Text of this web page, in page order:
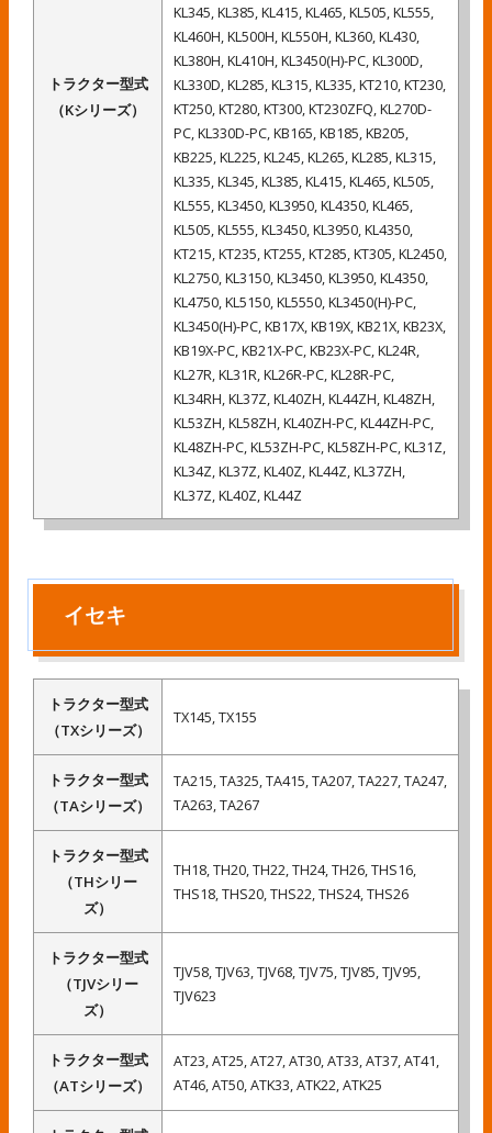
トラクター型式
（Kシリーズ）
KL345, KL385, KL415, KL465, KL505, KL555,
KL460H, KL500H, KL550H, KL360, KL430,
KL380H, KL410H, KL3450(H)-PC, KL300D,
KL330D, KL285, KL315, KL335, KT210, KT230,
KT250, KT280, KT300, KT230ZFQ, KL270D-
PC, KL330D-PC, KB165, KB185, KB205,
KB225, KL225, KL245, KL265, KL285, KL315,
KL335, KL345, KL385, KL415, KL465, KL505,
KL555, KL3450, KL3950, KL4350, KL465,
KL505, KL555, KL3450, KL3950, KL4350,
KT215, KT235, KT255, KT285, KT305, KL2450,
KL2750, KL3150, KL3450, KL3950, KL4350,
KL4750, KL5150, KL5550, KL3450(H)-PC,
KL3450(H)-PC, KB17X, KB19X, KB21X, KB23X,
KB19X-PC, KB21X-PC, KB23X-PC, KL24R,
KL27R, KL31R, KL26R-PC, KL28R-PC,
KL34RH, KL37Z, KL40ZH, KL44ZH, KL48ZH,
KL53ZH, KL58ZH, KL40ZH-PC, KL44ZH-PC,
KL48ZH-PC, KL53ZH-PC, KL58ZH-PC, KL31Z,
KL34Z, KL37Z, KL40Z, KL44Z, KL37ZH,
KL37Z, KL40Z, KL44Z
イセキ
トラクター型式
（TXシリーズ）
TX145, TX155
トラクター型式
（TAシリーズ）
TA215, TA325, TA415, TA207, TA227, TA247,
TA263, TA267
トラクター型式
（THシリー
ズ）
TH18, TH20, TH22, TH24, TH26, THS16,
THS18, THS20, THS22, THS24, THS26
トラクター型式
（TJVシリー
ズ）
TJV58, TJV63, TJV68, TJV75, TJV85, TJV95,
TJV623
トラクター型式
（ATシリーズ）
AT23, AT25, AT27, AT30, AT33, AT37, AT41,
AT46, AT50, ATK33, ATK22, ATK25